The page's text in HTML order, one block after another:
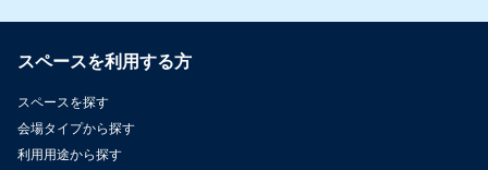
スペースを利用する方
スペースを探す
会場タイプから探す
利用用途から探す